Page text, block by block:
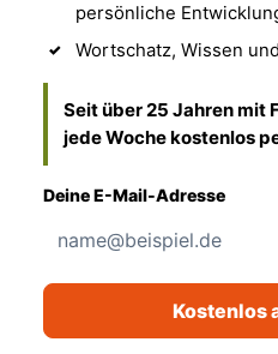
persönliche
Wortschatz, Wissen
Seit über 25 Jahren mit
jede Woche kostenlos
Deine E-Mail-Adresse
Kostenlos